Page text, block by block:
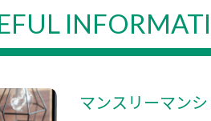
マンスリーマン